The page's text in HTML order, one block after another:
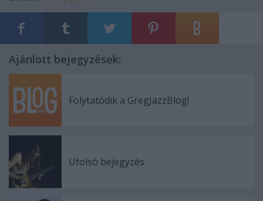
Ajánlott bejegyzések:
Folytatódik a GregJazzBlog!
Utolsó bejegyzés